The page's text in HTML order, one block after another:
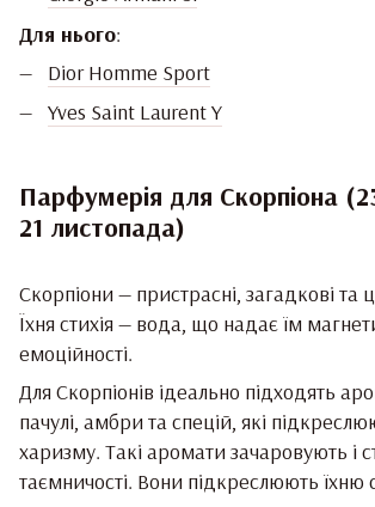
Для нього:
Dior Homme Sport
Yves Saint Laurent Y
Парфумерія для Скорпіона
21 листопада)
Скорпіони — пристрасні, загадкові та
Їхня стихія — вода, що надає їм
емоційності.
Для Скорпіонів ідеально підходять
пачулі, амбри та спецій, які
харизму. Такі аромати зачаровують і
таємничості. Вони підкреслюють їхню